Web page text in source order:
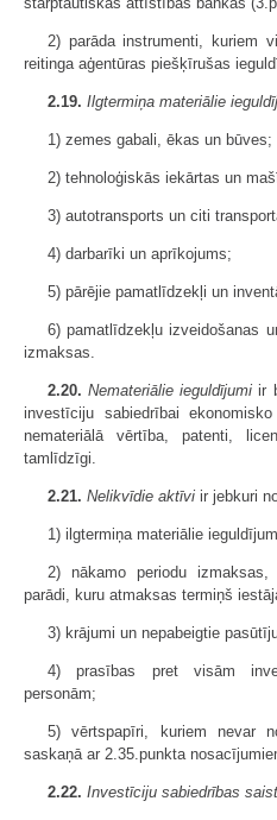
2) parāda instrumenti, kuriem
reitinga aģentūras piešķīrušas
2.19. Ilgtermiņa materiālie
1) zemes gabali, ēkas un būves;
2) tehnoloģiskās iekārtas un
3) autotransports un citi
4) darbarīki un aprīkojums;
5) pārējie pamatlīdzekļi un
6) pamatlīdzekļu izveidošanas
izmaksas.
2.20. Nemateriālie ieguldījumi ir
investīciju sabiedrībai
nemateriālā vērtība, patenti,
tamlīdzīgi.
2.21. Nelikvīdie aktīvi ir jebkuri
1) ilgtermiņa materiālie
2) nākamo periodu
parādi, kuru atmaksas termiņš
3) krājumi un nepabeigtie
4) prasības pret visām
personām;
5) vērtspapīri, kuriem nevar
saskaņā ar 2.35.punkta
2.22. Investīciju sabiedrības